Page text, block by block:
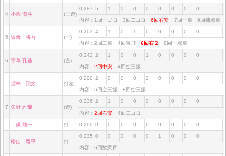
4 小園 海斗 (三遊)
0.287 5 1 0 0 0 0 0 0 0
内容：1回一ゴロ 3回二ゴロ 6回右安 7回一飛 9回捕邪飛
5 坂倉 将吾 (一)
0.203 4 1 0 1 0 0 0 0 0
内容：2回二飛 4回遊飛 6回右２ 8回一邪飛
6 宇草 孔基 (左)
0.242 2 1 0 0 1 0 0 0 0
内容： 2回中安 4回空三振
堂林 翔太 打左
0.200 2 0 0 0 2 0 0 0 0
内容：6回空三振 8回空三振
7 矢野 雅哉 (遊)
0.236 2 1 0 0 0 0 0 0 0
内容： 2回右安 4回二ゴロ
二俣 翔一 打 0.200 0 0 0 0 0 0 0 0 0
松山 竜平 打
0.235 0 0 0 0 0 1 0 0 0
内容：6回故意四